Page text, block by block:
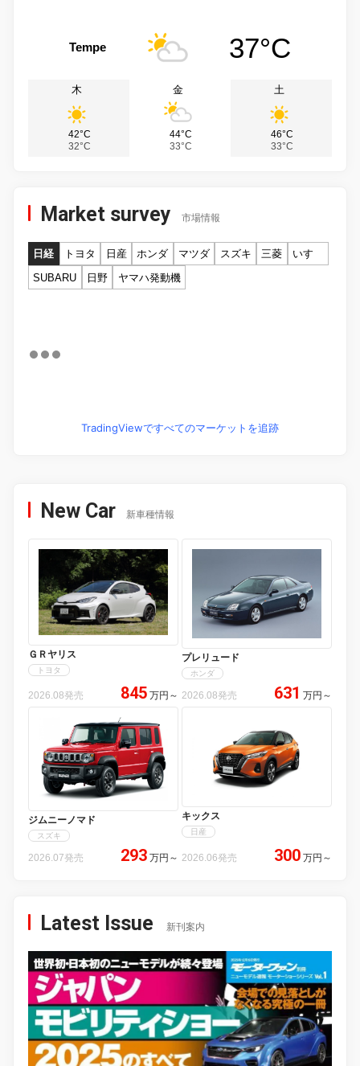
Tempe 37°C
木
42°C
32°C
金
44°C
33°C
土
46°C
33°C
Market survey 市場情報
日経 トヨタ 日産 ホンダ マツダ スズキ 三菱
いすゞ
SUBARU
日野 ヤマハ発動機
TradingViewですべてのマーケットを追跡
New Car 新車種情報
ＧＲヤリス
トヨタ
2026.08発売 845 万円 ～
プレリュード
ホンダ
2026.08発売 631 万円 ～
ジムニーノマド
スズキ
2026.07発売 293 万円 ～
キックス
日産
2026.06発売 300 万円 ～
Latest Issue 新刊案内